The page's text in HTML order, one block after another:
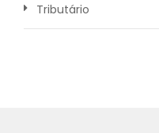
Tributário